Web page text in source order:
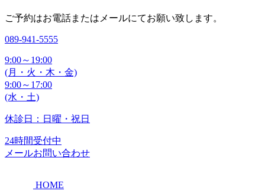
ご予約はお電話またはメールにてお願い致します。
089-941-5555
9:00～19:00
(月・火・木・金)
9:00～17:00
(水・土)
休診日：日曜・祝日
24時間受付中
メールお問い合わせ
HOME